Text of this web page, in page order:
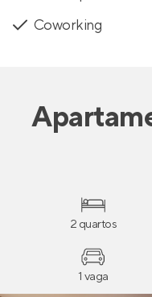
Coworking
2 quartos
1 vaga